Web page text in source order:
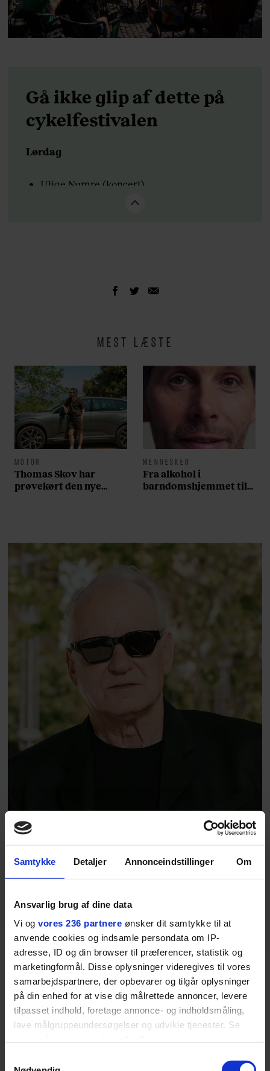
Samtykke Detaljer Annonceindstillinger Om
Ansvarlig brug af dine data
Vi og vores 236 partnere ønsker dit samtykke til at
anvende cookies og indsamle persondata om IP-
adresse, ID og din browser til præferencer, statistik og
marketingformål. Disse oplysninger videregives til vores
samarbejdspartnere, der opbevarer og tilgår oplysninger
på din enhed for at vise dig målrettede annoncer, levere
tilpasset indhold, foretage annonce- og indholdsmåling,
lave målgruppeundersøgelser og udvikle tjenester. Se
tilbage eller ændre indstillinger fra vores
Gå ikke glip af dette på
cykelfestivalen
Lørdag
Ulige Numre (koncert)
Heino fikser en fest (liveshow)
Vilde dyr og fascinerende skeletter med
konservator Abdi Hedayat (liveshow)
Musikbanko (klassisk musikbanko)
Morgensang med Bording Friskole
(koncert/korsang)
Søndag
Anne Linnet (koncert)
Jonathan (koncert)
Anne Glad – det siger din cykel om dig
(liveshow)
Andebytegner Flemming Andersen tegner
Anders And på cykel (liveshow + tegn med)
Begge dage
Cykelmyggen og Dansemyggen (liveshow)
Skoda Børne Tour (cykelløb for børn)
MEST LÆSTE
MOTOR
Thomas Skov har
prøvekørt den nye
MENNESKER
Fra alkohol i
barndomshjemmet til
MODE
Stellan Skarsgård er
lidt af en urnørd, og det
fremgår tydeligt på
hans håndled. Se bare
her
NYHEDER